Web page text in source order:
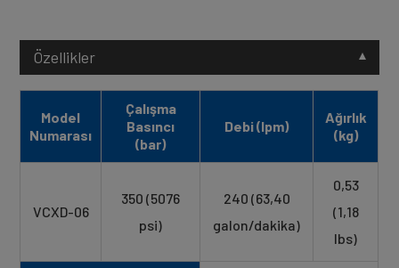
Özellikler
Model
Numarası
Çalışma
Basıncı
(bar)
Debi (lpm)
Ağırlık
(kg)
VCXD-06
350 (5076
psi)
240 (63,40
galon/dakika)
0,53
(1,18
lbs)